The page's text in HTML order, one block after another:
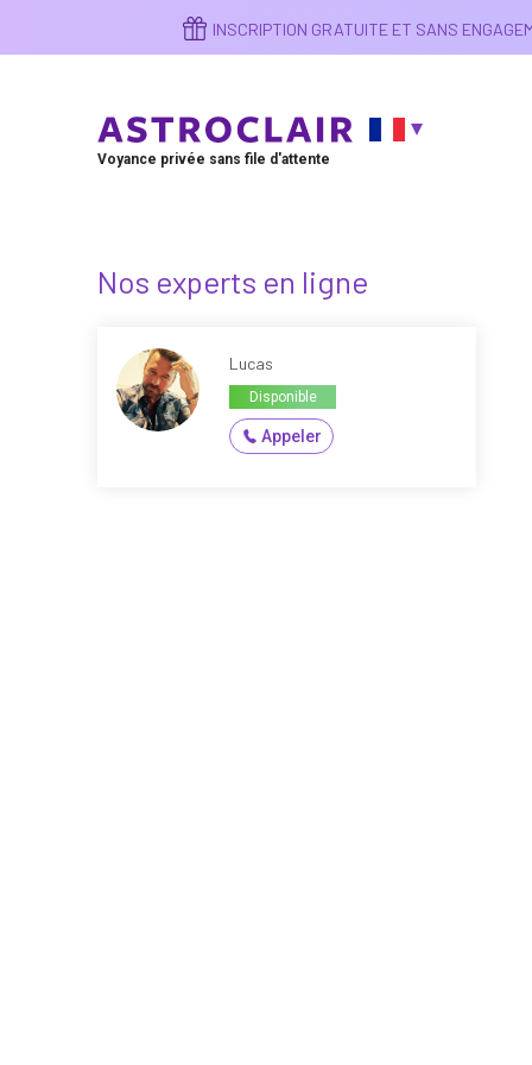
contenu
INSCRIPTION GRATUITE ET SANS
Voyance privée sans file d'attente
Nos experts en ligne
Lucas
Disponible
Appeler